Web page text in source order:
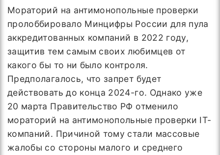
Мораторий на антимонопольные проверки
пролоббировало Минцифры России для пула
аккредитованных компаний в 2022 году,
защитив тем самым своих любимцев от
какого бы то ни было контроля.
Предполагалось, что запрет будет
действовать до конца 2024-го. Однако уже
20 марта Правительство РФ отменило
мораторий на антимонопольные проверки IT-
компаний. Причиной тому стали массовые
жалобы со стороны малого и среднего